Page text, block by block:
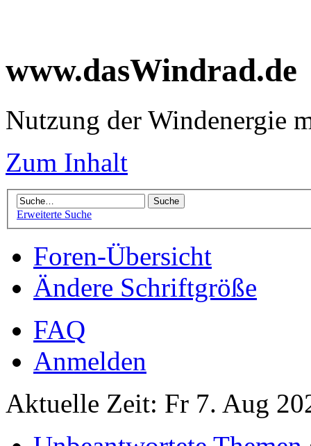
www.dasWindrad.de
Nutzung der Windenergie
Zum Inhalt
Erweiterte Suche
Foren-Übersicht
Ändere Schriftgröße
FAQ
Anmelden
Aktuelle Zeit: Fr 7. Aug